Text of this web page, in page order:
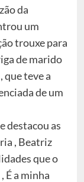
da
um
trouxe para
de marido
que teve a
de um
destacou as
, Beatriz
que o
É a minha